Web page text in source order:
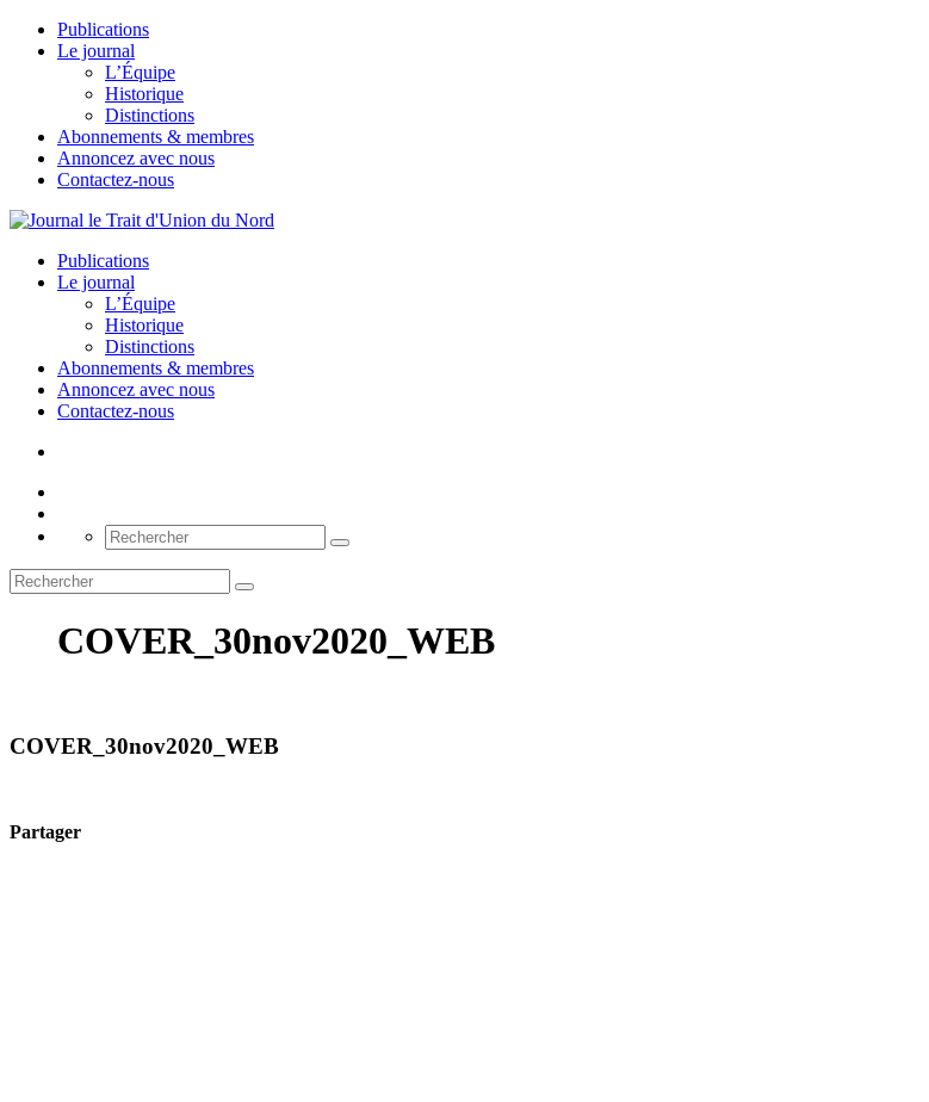
Publications
Le journal
L’Équipe
Historique
Distinctions
Abonnements & membres
Annoncez avec nous
Contactez-nous
Publications
Le journal
L’Équipe
Historique
Distinctions
Abonnements & membres
Annoncez avec nous
Contactez-nous
COVER_30nov2020_WEB
COVER_30nov2020_WEB
Partager